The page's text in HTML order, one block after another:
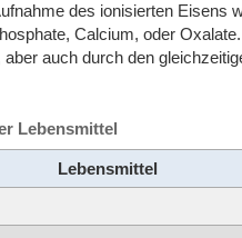
des ionisierten
Calcium, oder
auch durch den
Lebensmittel
Lebensmittel